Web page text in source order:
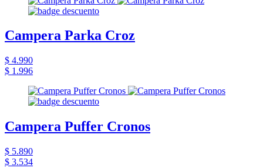
Campera Parka Croz
$ 4.990
$ 1.996
Campera Puffer Cronos
$ 5.890
$ 3.534